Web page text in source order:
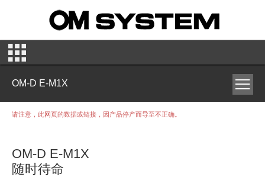
OM-D E-M1X
请注意，此网页的数据或链接，因产品停产而导至不正确。
OM-D E-M1X
随时待命